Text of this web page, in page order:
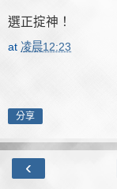
選正掟神！
at 凌晨12:23
分享
‹